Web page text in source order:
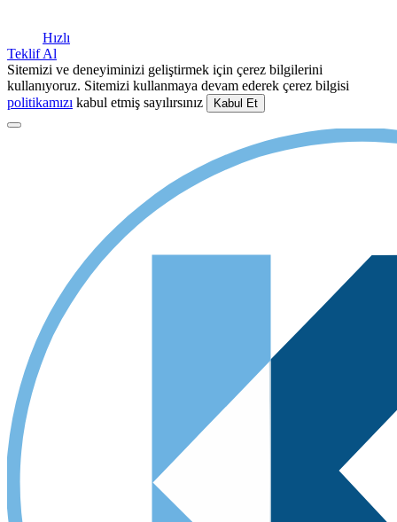
Hızlı
Teklif Al
Sitemizi ve deneyiminizi geliştirmek için çerez bilgilerini
kullanıyoruz. Sitemizi kullanmaya devam ederek çerez bilgisi
politikamızı kabul etmiş sayılırsınız